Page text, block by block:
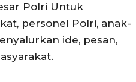
Polri Untuk
personel Polri, anak-
ide, pesan,